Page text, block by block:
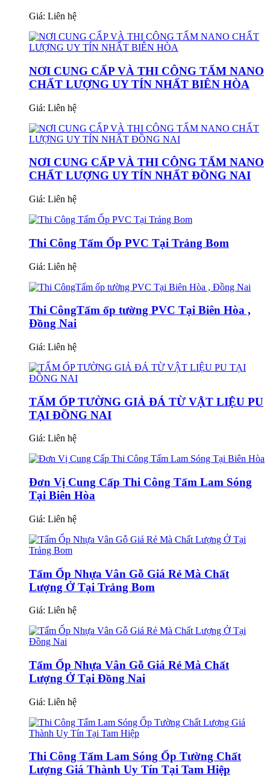
Giá: Liên hệ
NƠI CUNG CẤP VÀ THI CÔNG TẤM NANO
CHẤT LƯỢNG UY TÍN NHẤT BIÊN HÒA
Giá: Liên hệ
NƠI CUNG CẤP VÀ THI CÔNG TẤM NANO
CHẤT LƯỢNG UY TÍN NHẤT ĐỒNG NAI
Giá: Liên hệ
Thi Công Tấm Ốp PVC Tại Trảng Bom
Giá: Liên hệ
Thi CôngTấm ốp tường PVC Tại Biên Hòa ,
Đồng Nai
Giá: Liên hệ
TẤM ỐP TƯỜNG GIẢ ĐÁ TỪ VẬT LIỆU PU
TẠI ĐỒNG NAI
Giá: Liên hệ
Đơn Vị Cung Cấp Thi Công Tấm Lam Sóng
Tại Biên Hòa
Giá: Liên hệ
Tấm Ốp Nhựa Vân Gỗ Giá Rẻ Mà Chất
Lượng Ở Tại Trảng Bom
Giá: Liên hệ
Tấm Ốp Nhựa Vân Gỗ Giá Rẻ Mà Chất
Lượng Ở Tại Đồng Nai
Giá: Liên hệ
Thi Công Tấm Lam Sóng Ốp Tường Chất
Lượng Giá Thành Uy Tín Tại Tam Hiệp